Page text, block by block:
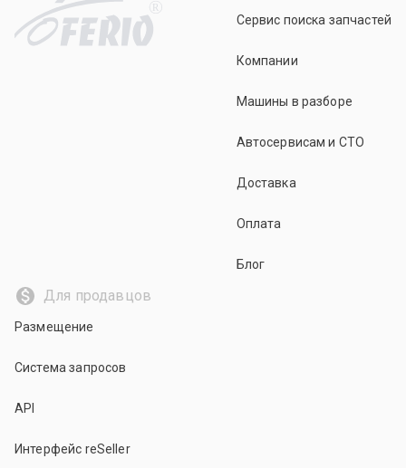
R
Сервис поиска запчастей
Компании
Машины в разборе
Автосервисам и СТО
Доставка
Оплата
Блог
Для продавцов
Размещение
Система запросов
API
Интерфейс reSeller